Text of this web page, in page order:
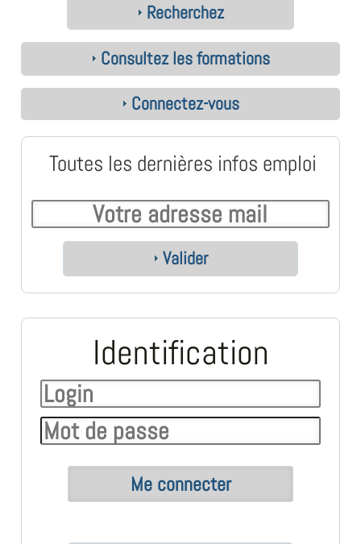
Recherchez
Consultez les formations
Connectez-vous
Toutes les dernières infos emploi
Valider
Identification